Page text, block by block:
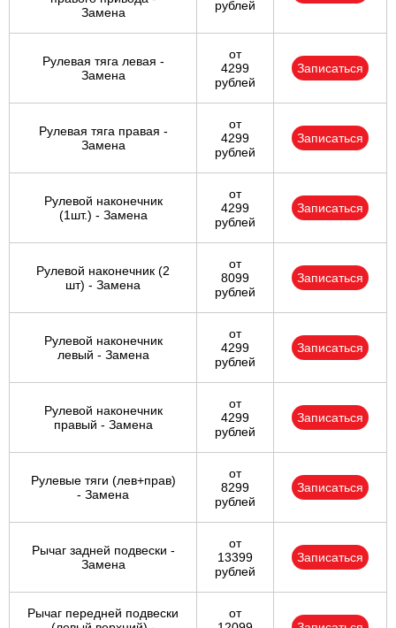
Замена
рублей
Рулевая тяга левая -
Замена
от
4299
рублей
Записаться
Рулевая тяга правая -
Замена
от
4299
рублей
Записаться
Рулевой наконечник
(1шт.) - Замена
от
4299
рублей
Записаться
Рулевой наконечник (2
шт) - Замена
от
8099
рублей
Записаться
Рулевой наконечник
левый - Замена
от
4299
рублей
Записаться
Рулевой наконечник
правый - Замена
от
4299
рублей
Записаться
Рулевые тяги (лев+прав)
- Замена
от
8299
рублей
Записаться
Рычаг задней подвески -
Замена
от
13399
рублей
Записаться
Рычаг передней подвески
от